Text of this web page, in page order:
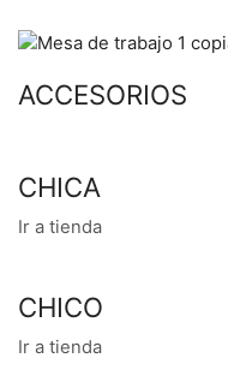
ACCESORIOS
CHICA
Ir a tienda
CHICO
Ir a tienda